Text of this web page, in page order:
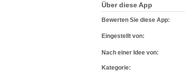
Über diese App
Bewerten Sie diese App:
Eingestellt von:
Nach einer Idee von:
Kategorie: